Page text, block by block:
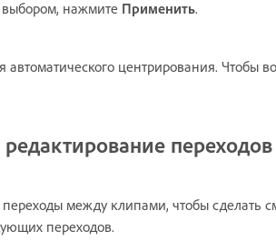
выбором, нажмите Применить.
центрирования. Чтобы
переходов
между клипами, чтобы
переходов.